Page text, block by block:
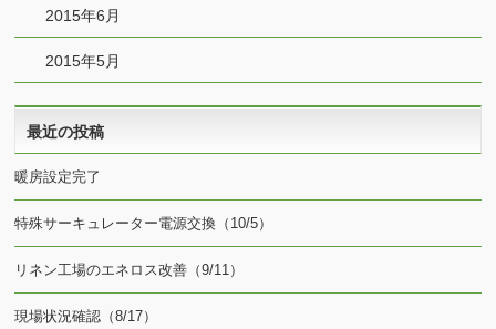
2015年6月
2015年5月
最近の投稿
暖房設定完了
特殊サーキュレーター電源交換（10/5）
リネン工場のエネロス改善（9/11）
現場状況確認（8/17）